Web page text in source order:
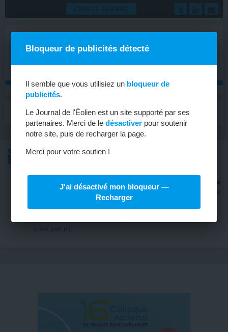
MENU
L’ACTU
Pour recevoir gratuitement
d’actualités dédiée aux énergies renouvelables
inscrivez-vous ICI.
c’est par ici
Bloqueur de publicités détecté
Il semble que vous utilisiez un bloqueur de
publicités.
Le Journal de l'Éolien est un site supporté par ses
partenaires. Merci de ledésactiver pour soutenir
notre site, puis de recharger la page.
Merci pour votre soutien !
J'ai désactivé mon bloqueur —
Recharger